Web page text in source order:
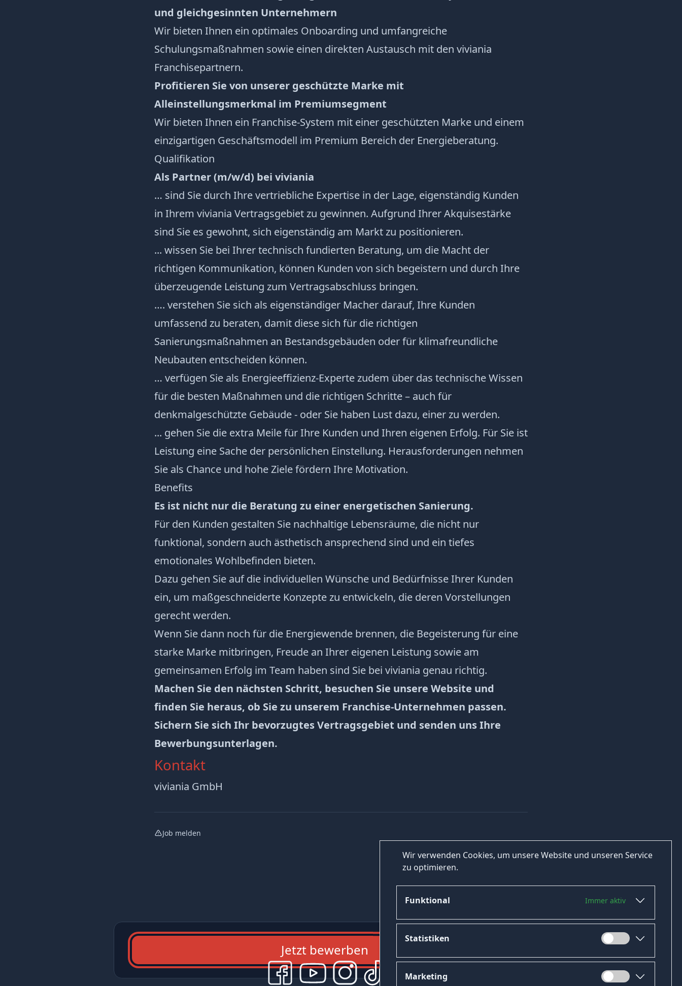
Wir verwenden Cookies, um unsere Website und unseren Service
zu optimieren.
Funktional Immer aktiv
Statistiken
Marketing
und gleichgesinnten Unternehmern
Wir bieten Ihnen ein optimales Onboarding und umfangreiche
Schulungsmaßnahmen sowie einen direkten Austausch mit den viviania
Franchisepartnern.
Profitieren Sie von unserer geschützte Marke mit
Alleinstellungsmerkmal im Premiumsegment
Wir bieten Ihnen ein Franchise-System mit einer geschützten Marke und einem
einzigartigen Geschäftsmodell im Premium Bereich der Energieberatung.
Qualifikation
Als Partner (m/w/d) bei viviania
… sind Sie durch Ihre vertriebliche Expertise in der Lage, eigenständig Kunden
in Ihrem viviania Vertragsgebiet zu gewinnen. Aufgrund Ihrer Akquisestärke
sind Sie es gewohnt, sich eigenständig am Markt zu positionieren.
... wissen Sie bei Ihrer technisch fundierten Beratung, um die Macht der
richtigen Kommunikation, können Kunden von sich begeistern und durch Ihre
überzeugende Leistung zum Vertragsabschluss bringen.
…. verstehen Sie sich als eigenständiger Macher darauf, Ihre Kunden
umfassend zu beraten, damit diese sich für die richtigen
Sanierungsmaßnahmen an Bestandsgebäuden oder für klimafreundliche
Neubauten entscheiden können.
… verfügen Sie als Energieeffizienz-Experte zudem über das technische Wissen
für die besten Maßnahmen und die richtigen Schritte – auch für
denkmalgeschützte Gebäude - oder Sie haben Lust dazu, einer zu werden.
... gehen Sie die extra Meile für Ihre Kunden und Ihren eigenen Erfolg. Für Sie ist
Leistung eine Sache der persönlichen Einstellung. Herausforderungen nehmen
Sie als Chance und hohe Ziele fördern Ihre Motivation.
Benefits
Es ist nicht nur die Beratung zu einer energetischen Sanierung.
Für den Kunden gestalten Sie nachhaltige Lebensräume, die nicht nur
funktional, sondern auch ästhetisch ansprechend sind und ein tiefes
emotionales Wohlbefinden bieten.
Dazu gehen Sie auf die individuellen Wünsche und Bedürfnisse Ihrer Kunden
ein, um maßgeschneiderte Konzepte zu entwickeln, die deren Vorstellungen
gerecht werden.
Wenn Sie dann noch für die Energiewende brennen, die Begeisterung für eine
starke Marke mitbringen, Freude an Ihrer eigenen Leistung sowie am
gemeinsamen Erfolg im Team haben sind Sie bei viviania genau richtig.
Machen Sie den nächsten Schritt, besuchen Sie unsere Website und
finden Sie heraus, ob Sie zu unserem Franchise-Unternehmen passen.
Sichern Sie sich Ihr bevorzugtes Vertragsgebiet und senden uns Ihre
Bewerbungsunterlagen.
Kontakt
viviania GmbH
Job melden
Jetzt bewerben